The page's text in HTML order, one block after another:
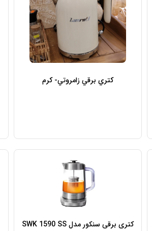
کتري برقي زامروتي- کرم
کتری برقی سنکور مدل SWK 1590 SS